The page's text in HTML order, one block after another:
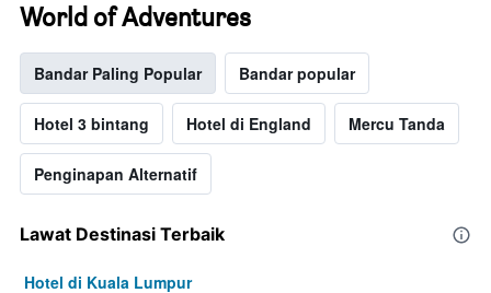
World of Adventures
Bandar Paling Popular Bandar popular
Hotel 3 bintang Hotel di England Mercu Tanda
Penginapan Alternatif
Lawat Destinasi Terbaik
Hotel di Kuala Lumpur